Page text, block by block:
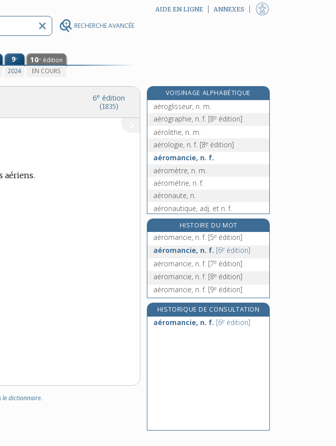
RECHERCHE AVANCÉE
AIDE EN LIGNE ANNEXES
9e
2024
10e édition
EN COURS
6e édition
(1835)
aériens.
le dictionnaire.
VOISINAGE ALPHABÉTIQUE
aérogastrie, n. f.
aéroglisseur, n. m.
aérographie, n. f. [8e édition]
aérolithe, n. m.
aérologie, n. f. [8e édition]
aéromancie, n. f.
aéromètre, n. m.
aérométrie, n. f.
aéronaute, n.
aéronautique, adj. et n. f.
aéronaval, -ale, adj. et n. f.
aéronef, n. m.
aéronomie, n. f.
aérophagie, n. f.
HISTOIRE DU MOT
aéromancie, n. f. [5e édition]
aéromancie, n. f. [6e édition]
aéromancie, n. f. [7e édition]
aéromancie, n. f. [8e édition]
aéromancie, n. f. [9e édition]
HISTORIQUE DE CONSULTATION
aéromancie, n. f. [6e édition]